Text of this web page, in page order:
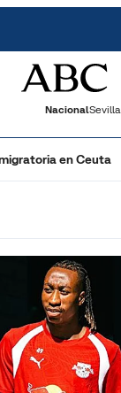
NacionalSevilla
en Ceuta